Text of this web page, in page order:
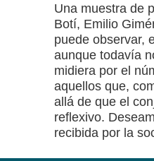
Una muestra de
Botí, Emilio
puede observar,
aunque todavía
midiera por el
aquellos que,
allá de que el
reflexivo.
recibida por la